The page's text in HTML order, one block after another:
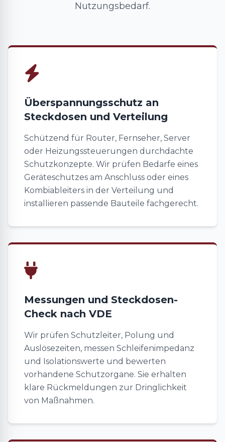
Nutzungsbedarf.
Überspannungsschutz an
Steckdosen und Verteilung
Schützend für Router, Fernseher, Server
oder Heizungssteuerungen durchdachte
Schutzkonzepte. Wir prüfen Bedarfe eines
Geräteschutzes am Anschluss oder eines
Kombiableiters in der Verteilung und
installieren passende Bauteile fachgerecht.
Messungen und Steckdosen-
Check nach VDE
Wir prüfen Schutzleiter, Polung und
Auslösezeiten, messen Schleifenimpedanz
und Isolationswerte und bewerten
vorhandene Schutzorgane. Sie erhalten
klare Rückmeldungen zur Dringlichkeit
von Maßnahmen.